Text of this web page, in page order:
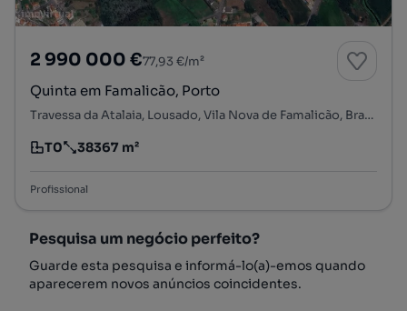
2 990 000 €77,93 €/m²
Quinta em Famalicão, Porto
Travessa da Atalaia, Lousado, Vila Nova de Famalicão, Braga
Tipologia
T0
Preço por metro quadrado
38367 m²
Profissional
Pesquisa um negócio perfeito?
Guarde esta pesquisa e informá-lo(a)-emos quando
aparecerem novos anúncios coincidentes.